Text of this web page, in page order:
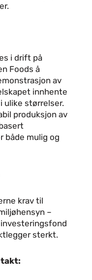
i drift på
Foods å
av
innhente
ulike størrelser.
produksjon av
både mulig og
krav til
–
sterkt.